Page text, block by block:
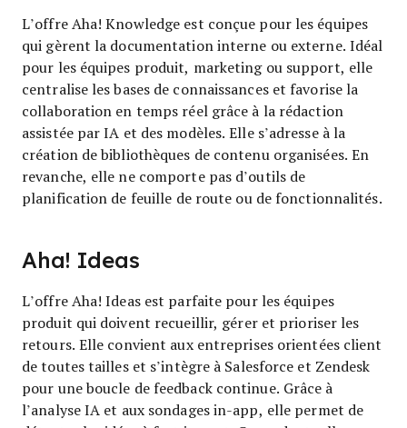
L’offre Aha! Knowledge est conçue pour les équipes
qui gèrent la documentation interne ou externe. Idéal
pour les équipes produit, marketing ou support, elle
centralise les bases de connaissances et favorise la
collaboration en temps réel grâce à la rédaction
assistée par IA et des modèles. Elle s’adresse à la
création de bibliothèques de contenu organisées. En
revanche, elle ne comporte pas d’outils de
planification de feuille de route ou de fonctionnalités.
Aha! Ideas
L’offre Aha! Ideas est parfaite pour les équipes
produit qui doivent recueillir, gérer et prioriser les
retours. Elle convient aux entreprises orientées client
de toutes tailles et s’intègre à Salesforce et Zendesk
pour une boucle de feedback continue. Grâce à
l’analyse IA et aux sondages in-app, elle permet de